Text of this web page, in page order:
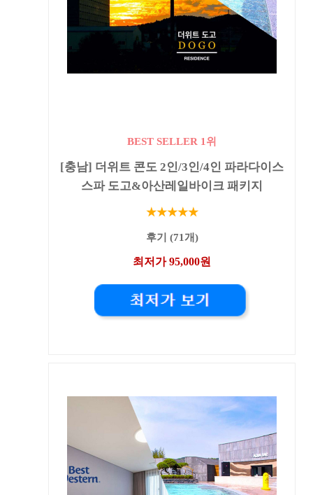
BEST SELLER 1위
[충남] 더위트 콘도 2인/3인/4인 파라다이스
스파 도고&아산레일바이크 패키지
★★★★★
후기 (71개)
최저가 95,000원